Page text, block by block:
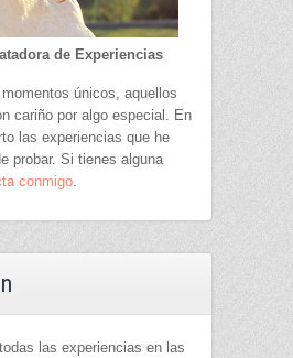
de Experiencias
únicos, aquellos
cariño por algo especial. En
las experiencias que he
probar. Si tienes alguna
conmigo.
las experiencias en las